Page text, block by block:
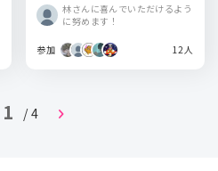
林さんに喜んでいただけるよう
に努めます！
参加 12人
1 / 4 chevron_right